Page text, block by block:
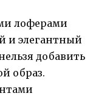
лоферами
и элегантный
добавить
образ.